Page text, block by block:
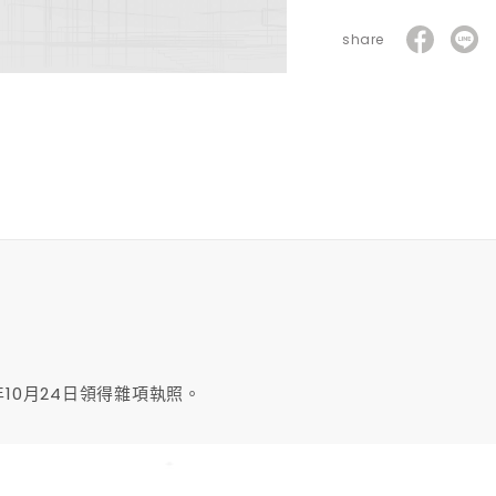
share
月24日領得雜項執照。